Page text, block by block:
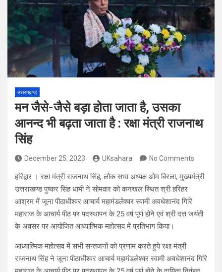
उत्तराखण्ड
मन जैसे-जैसे बड़ा होता जाता है, उसका
आनन्द भी बढ़ता जाता है : रक्षा मंत्री राजनाथ
सिंह
December 25, 2023 UKsahara No Comments
हरिद्वार । रक्षा मंत्री राजनाथ सिंह, लोक सभा अध्यक्ष ओम बिरला, मुख्यमंत्री
उत्तराखण्ड पुष्कर सिंह धामी ने सोमवार को कनखल स्थित श्री हरिहर
आश्रम में जूना पीठाधीश्वर आचार्य महामंडलेश्वर स्वामी अवधेशानंद गिरि
महाराज के आचार्य पीठ पर पदस्थापन के 25 वर्ष पूर्ण होने एवं श्री दत्त जयंती
के अवसर पर आयोजित आध्यात्मिक महोत्सव में प्रतिभाग किया।
आध्यात्मिक महोत्सव में सभी सन्तजनों को प्रणाम करते हुये रक्षा मंत्री
राजनाथ सिंह ने जूना पीठाधीश्वर आचार्य महामंडलेश्वर स्वामी अवधेशानंद गिरि